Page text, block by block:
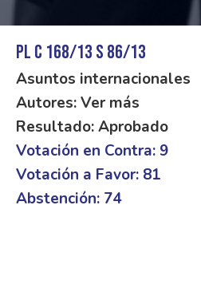
PL C 168/13 S 86/13
Asuntos internacionales
Autores: Ver más
Resultado: Aprobado
Votación en Contra: 9
Votación a Favor: 81
Abstención: 74